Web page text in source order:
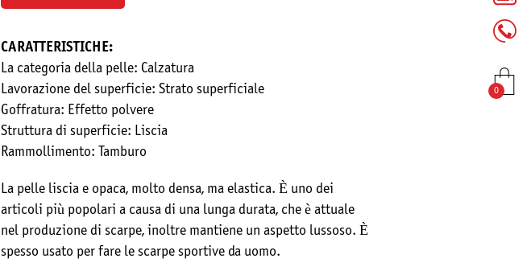
0
СARATTERISTICHE:
La categoria della pelle: Calzatura
Lavorazione del superficie: Strato superficiale
Goffratura: Effetto polvere
Struttura di superficie: Liscia
Rammollimento: Tamburo
La pelle liscia e opaca, molto densa, ma elastica. È uno dei
articoli più popolari a causa di una lunga durata, che è attuale
nel produzione di scarpe, inoltre mantiene un aspetto lussoso. È
spesso usato per fare le scarpe sportive da uomo.